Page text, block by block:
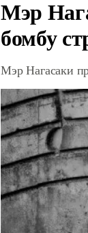
Мэр
бомбу
Мэр Нагасаки